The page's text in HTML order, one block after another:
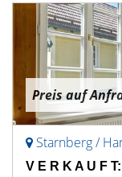
Preis auf
Starnberg /
V E R K A U F